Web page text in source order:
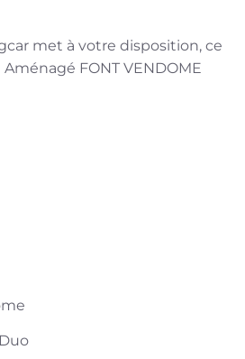
met à votre disposition, ce
FONT VENDOME